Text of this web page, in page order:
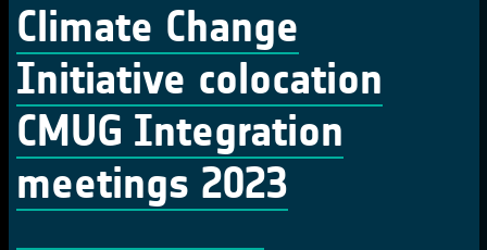
Climate Change
Initiative colocation
CMUG Integration
meetings 2023